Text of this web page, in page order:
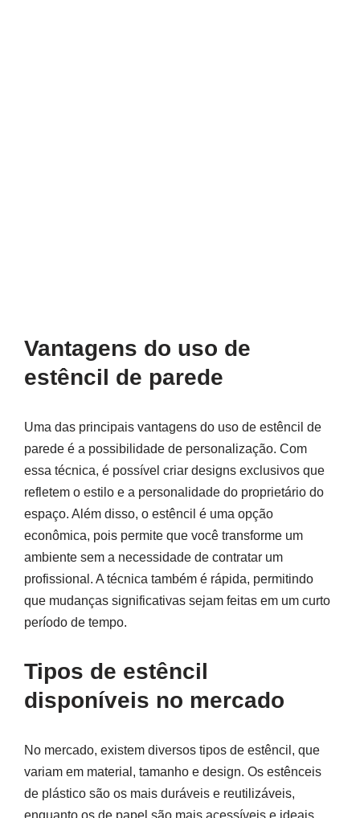
Vantagens do uso de
estêncil de parede
Uma das principais vantagens do uso de estêncil de
parede é a possibilidade de personalização. Com
essa técnica, é possível criar designs exclusivos que
refletem o estilo e a personalidade do proprietário do
espaço. Além disso, o estêncil é uma opção
econômica, pois permite que você transforme um
ambiente sem a necessidade de contratar um
profissional. A técnica também é rápida, permitindo
que mudanças significativas sejam feitas em um curto
período de tempo.
Tipos de estêncil
disponíveis no mercado
No mercado, existem diversos tipos de estêncil, que
variam em material, tamanho e design. Os estênceis
de plástico são os mais duráveis e reutilizáveis,
enquanto os de papel são mais acessíveis e ideais